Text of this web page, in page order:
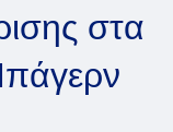
στα